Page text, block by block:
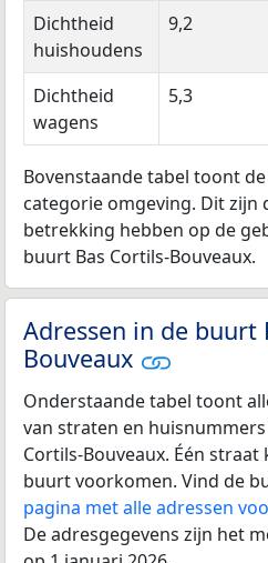
Dichtheid
huishoudens
9,2
Dichtheid
wagens
5,3
Bovenstaande tabel toont
categorie omgeving. Dit zijn
betrekking hebben op de
buurt Bas Cortils-Bouveaux.
Adressen in de buurt
Bouveaux
Onderstaande tabel toont
van straten en
Cortils-Bouveaux. Één
buurt voorkomen. Vind de
pagina met alle adressen
De adresgegevens zijn het